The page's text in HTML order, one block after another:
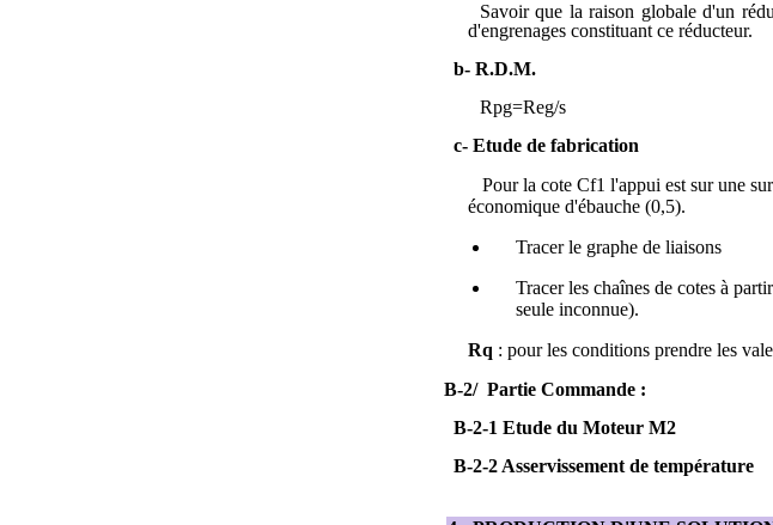
Savoir que la raison globale d'un
d'engrenages constituant ce réducteur.
b- R.D.M.
Rpg=Reg/s
c- Etude de fabrication
Pour la cote Cf1 l'appui est sur une
économique d'ébauche (0,5).
Tracer le graphe de liaisons
Tracer les chaînes de cotes à
seule inconnue).
Rq : pour les conditions prendre les
B-2/ Partie Commande :
B-2-1 Etude du Moteur M2
B-2-2 Asservissement de température